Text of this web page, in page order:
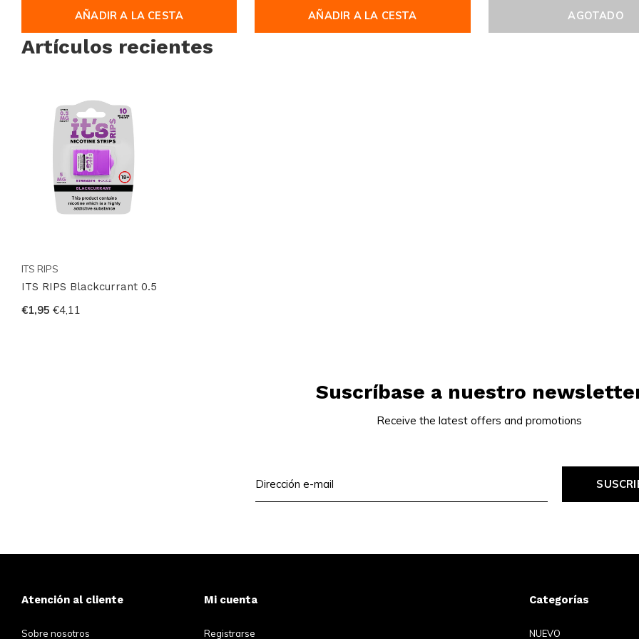
AÑADIR A LA CESTA AÑADIR A LA CESTA AGOTADO
Artículos recientes
ITS RIPS
ITS RIPS Blackcurrant 0.5
€1,95 €4,11
Suscríbase a nuestro
Receive the latest offers and promotions
Atención al cliente
Sobre nosotros
Mi cuenta
Registrarse
Categorías
NUEVO